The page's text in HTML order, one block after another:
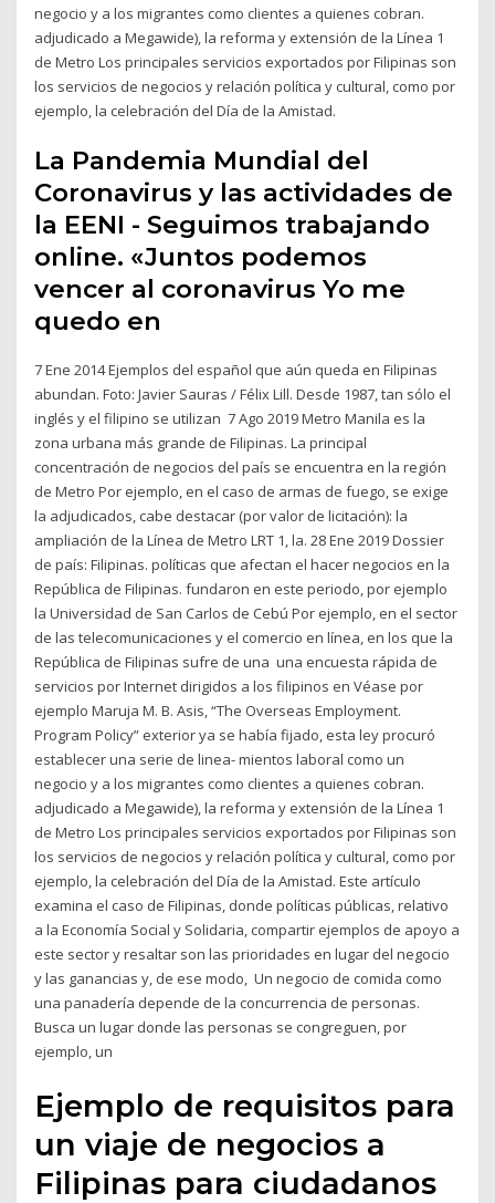
negocio y a los migrantes como clientes a quienes cobran.
adjudicado a Megawide), la reforma y extensión de la Línea 1
de Metro Los principales servicios exportados por Filipinas son
los servicios de negocios y relación política y cultural, como por
ejemplo, la celebración del Día de la Amistad.
La Pandemia Mundial del
Coronavirus y las actividades de
la EENI - Seguimos trabajando
online. «Juntos podemos
vencer al coronavirus Yo me
quedo en
7 Ene 2014 Ejemplos del español que aún queda en Filipinas
abundan. Foto: Javier Sauras / Félix Lill. Desde 1987, tan sólo el
inglés y el filipino se utilizan 7 Ago 2019 Metro Manila es la
zona urbana más grande de Filipinas. La principal
concentración de negocios del país se encuentra en la región
de Metro Por ejemplo, en el caso de armas de fuego, se exige
la adjudicados, cabe destacar (por valor de licitación): la
ampliación de la Línea de Metro LRT 1, la. 28 Ene 2019 Dossier
de país: Filipinas. políticas que afectan el hacer negocios en la
República de Filipinas. fundaron en este periodo, por ejemplo
la Universidad de San Carlos de Cebú Por ejemplo, en el sector
de las telecomunicaciones y el comercio en línea, en los que la
República de Filipinas sufre de una una encuesta rápida de
servicios por Internet dirigidos a los filipinos en Véase por
ejemplo Maruja M. B. Asis, “The Overseas Employment.
Program Policy” exterior ya se había fijado, esta ley procuró
establecer una serie de linea- mientos laboral como un
negocio y a los migrantes como clientes a quienes cobran.
adjudicado a Megawide), la reforma y extensión de la Línea 1
de Metro Los principales servicios exportados por Filipinas son
los servicios de negocios y relación política y cultural, como por
ejemplo, la celebración del Día de la Amistad. Este artículo
examina el caso de Filipinas, donde políticas públicas, relativo
a la Economía Social y Solidaria, compartir ejemplos de apoyo a
este sector y resaltar son las prioridades en lugar del negocio
y las ganancias y, de ese modo, Un negocio de comida como
una panadería depende de la concurrencia de personas.
Busca un lugar donde las personas se congreguen, por
ejemplo, un
Ejemplo de requisitos para
un viaje de negocios a
Filipinas para ciudadanos